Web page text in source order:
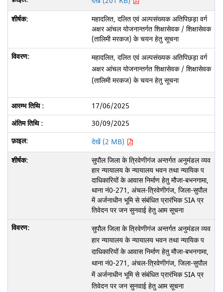
महादलित, दलित एवं अल्पसंख्यक अतिपिछड़ा वर्ग
अक्षर आंचल योजनान्तर्गत शिक्षासेवक / शिक्षासेवक
(तालिमी मरकज) के चयन हेतु सूचना
महादलित, दलित एवं अल्पसंख्यक अतिपिछड़ा वर्ग
अक्षर आंचल योजनान्तर्गत शिक्षासेवक / शिक्षासेवक
(तालिमी मरकज) के चयन हेतु सूचना
17/06/2025
30/09/2025
देखें (2 MB)
सुपौल जिला के त्रिवेणीगंज अन्तर्गत अनुमंडल व्यव
हार न्यायालय के न्यायालय भवन तथा न्यायिक प
दाधिकारियों के आवास निर्माण हेतु मौजा-बभनगामा,
थाना नं0-271, अंचल-त्रिवेणीगंज, जिला-सुपौल
में अर्जनाधीन भूमि से संबंधित प्रारंभिक SIA प्र
तिवेदन पर जन सुनवाई हेतु आम सूचना
सुपौल जिला के त्रिवेणीगंज अन्तर्गत अनुमंडल व्यव
हार न्यायालय के न्यायालय भवन तथा न्यायिक प
दाधिकारियों के आवास निर्माण हेतु मौजा-बभनगामा,
थाना नं0-271, अंचल-त्रिवेणीगंज, जिला-सुपौल
में अर्जनाधीन भूमि से संबंधित प्रारंभिक SIA प्र
तिवेदन पर जन सुनवाई हेतु आम सूचना